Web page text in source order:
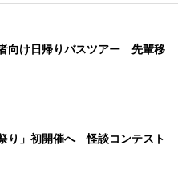
向け日帰りバスツアー 先輩移
り」初開催へ 怪談コンテスト